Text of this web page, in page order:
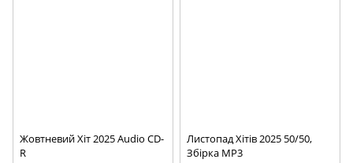
Жовтневий Хіт 2025 Audio CD-
R
Листопад Хітів 2025 50/50,
Збірка MP3